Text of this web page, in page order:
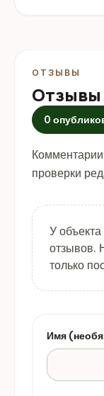
ОТЗЫВЫ
Отзывы
0
проверки
У
отзывов.
только
Имя